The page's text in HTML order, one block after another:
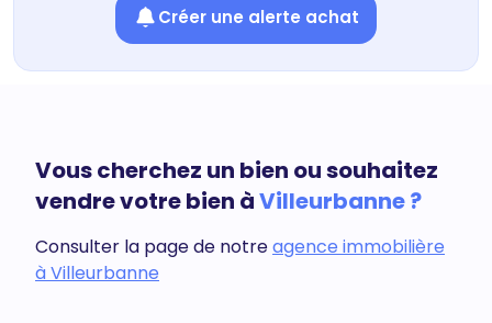
Créer une alerte achat
Vous cherchez un bien ou souhaitez
vendre votre bien àVilleurbanne ?
Consulter la page de notreagence immobilière
à Villeurbanne